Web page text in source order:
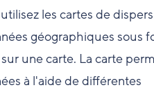
les cartes de
géographiques sous
une carte. La carte
à l'aide de différentes